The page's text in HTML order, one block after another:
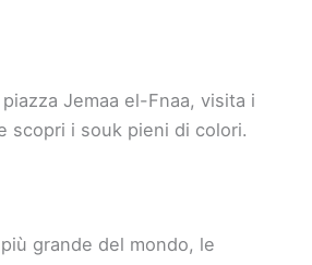
piazza Jemaa el-Fnaa, visita i
scopri i souk pieni di colori.
grande del mondo, le